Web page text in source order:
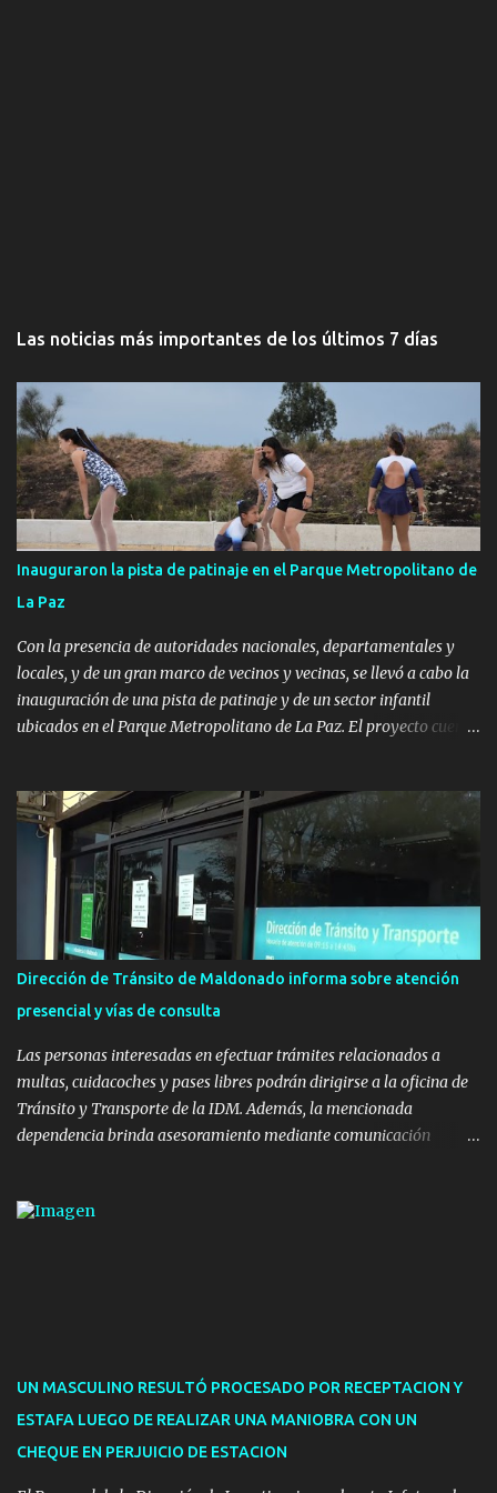
Las noticias más importantes de los últimos 7 días
Inauguraron la pista de patinaje en el Parque Metropolitano de
La Paz
Con la presencia de autoridades nacionales, departamentales y
locales, y de un gran marco de vecinos y vecinas, se llevó a cabo la
inauguración de una pista de patinaje y de un sector infantil
ubicados en el Parque Metropolitano de La Paz. El proyecto cuenta
Pública de OPP, así como aportes del Gobierno de Canelones y del
Ministerio de Transporte y Obras Públicas. La nueva
infraestructura deportiva consiste en una plataforma de 35 m por
20 m con banco de hormigón sobre sus laterales. Su destino será
polifuncional, permitiendo la práctica de patín, hockey, gimnasia y
la realización de eventos culturales. Próximo a la pista, se
instalaron juegos infantiles y equipamiento urbano (bancos de
nuevos pavimentos e iluminación. La totalidad de estas obras
implicaron una inversión estimada ...
Dirección de Tránsito de Maldonado informa sobre atención
presencial y vías de consulta
Las personas interesadas en efectuar trámites relacionados a
multas, cuidacoches y pases libres podrán dirigirse a la oficina de
Tránsito y Transporte de la IDM. Además, la mencionada
dependencia brinda asesoramiento mediante comunicación
presencial comprende los siguientes trámites: Multas: devolución
1921(interno 1456). Cuidacoches: consultas a
1921(interno 1246). Transporte: consultas generales relacionadas a
Uber y Taxi, a través de transporte@maldonado.gub.uy, t...
UN MASCULINO RESULTÓ PROCESADO POR RECEPTACION Y
ESTAFA LUEGO DE REALIZAR UNA MANIOBRA CON UN
CHEQUE EN PERJUICIO DE ESTACION